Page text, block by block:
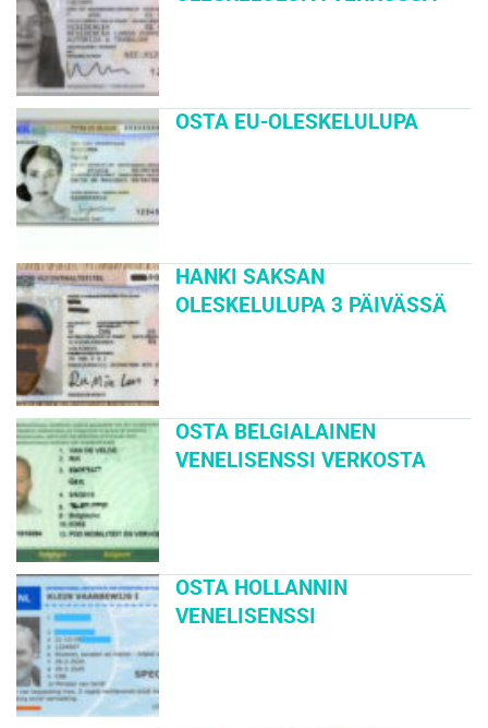
OSTA EU-OLESKELULUPA
HANKI SAKSAN
OLESKELULUPA 3 PÄIVÄSSÄ
OSTA BELGIALAINEN
VENELISENSSI VERKOSTA
OSTA HOLLANNIN
VENELISENSSI